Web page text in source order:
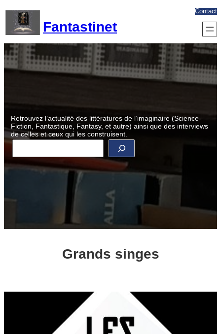
contenu
Fantastinet
Contact
Retrouvez l’actualité des littératures de l’imaginaire (Science-
Fiction, Fantastique, Fantasy, et autre) ainsi que des interviews
de celles et ceux qui les construisent.
R
c
h
Grands singes